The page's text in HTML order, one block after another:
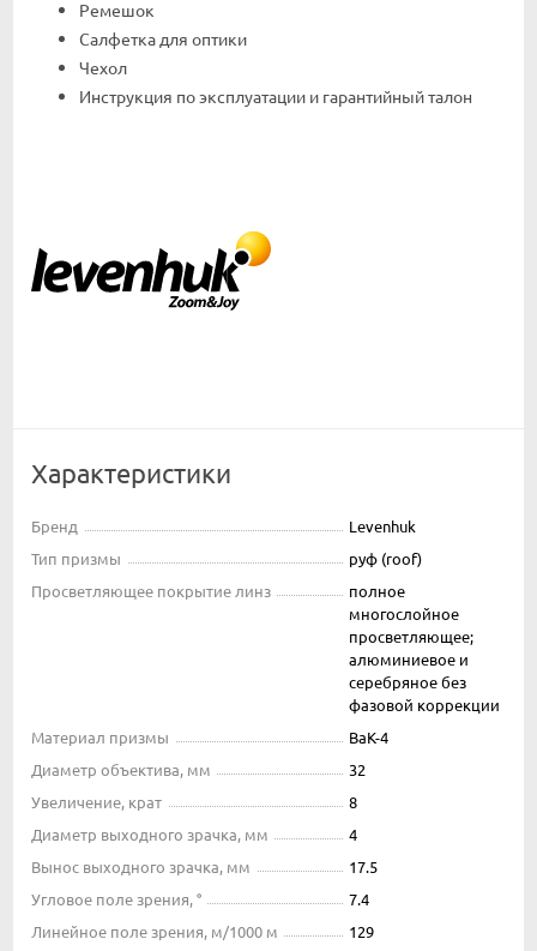
Ремешок
Салфетка для оптики
Чехол
Инструкция по эксплуатации и гарантийный талон
Характеристики
Бренд
Levenhuk
Тип призмы
руф (roof)
Просветляющее покрытие линз
полное
многослойное
просветляющее;
алюминиевое и
серебряное без
фазовой коррекции
Материал призмы
BaK-4
Диаметр объектива, мм
32
Увеличение, крат
8
Диаметр выходного зрачка, мм
4
Вынос выходного зрачка, мм
17.5
Угловое поле зрения, °
7.4
Линейное поле зрения, м/1000 м
129